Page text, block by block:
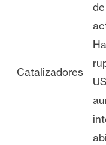
Catalizadores